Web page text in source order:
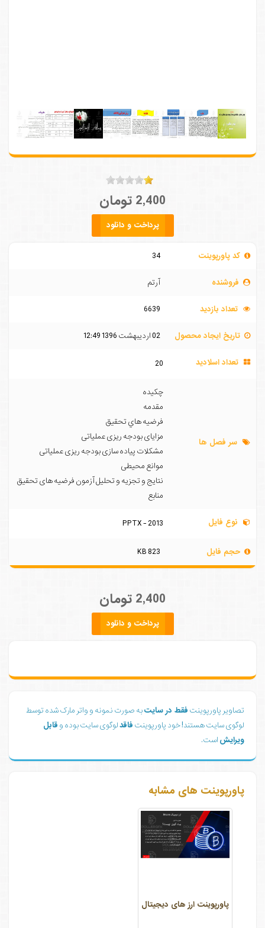
2,400 تومان
پرداخت و دانلود
کد پاورپوینت 34
فروشنده آرتم
تعداد بازدید 6639
تاریخ ایجاد محصول 02 ارديبهشت 1396 12:49
تعداد اسلادید 20
سر فصل ها
چکیده
مقدمه
فرضيه هاي تحقيق
مزایای بودجه ریزی عملیاتی
مشکلات پیاده سازی بودجه ریزی عملیاتی
موانع محیطی
نتایج و تجزیه و تحلیل آزمون فرضیه های تحقیق
منابع
نوع فایل PPTX - 2013
حجم فایل 823 KB
2,400 تومان
پرداخت و دانلود
تصاویر پاورپوینت فقط در سایتبه صورت نمونه و واتر مارک شده توسط
لوگوی سایت هستند! خود پاورپوینت فاقدلوگوی سایت بوده و قابل
ویرایش است.
پاورپوینت های مشابه
پاورپوینت ارز های دیجیتال